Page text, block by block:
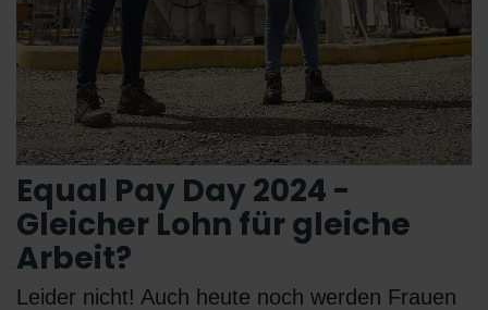
Equal Pay Day 2024 -
Gleicher Lohn für gleiche
Arbeit?
Leider nicht! Auch heute noch werden Frauen